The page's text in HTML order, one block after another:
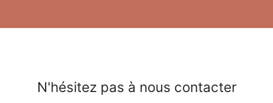
N'hésitez pas à nous contacter